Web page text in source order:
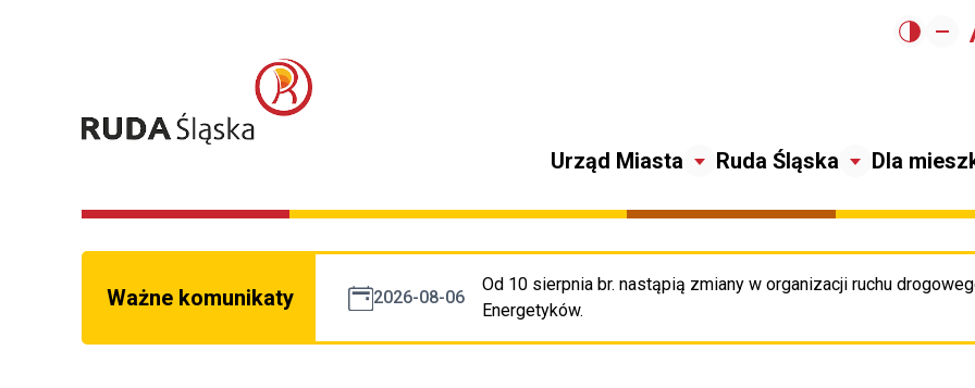
Urząd Miasta Ruda Śląska Dla
Ważne komunikaty 2026-08-06
Od 10 sierpnia br. nastąpią zmiany w organizacji ruchu
Energetyków.